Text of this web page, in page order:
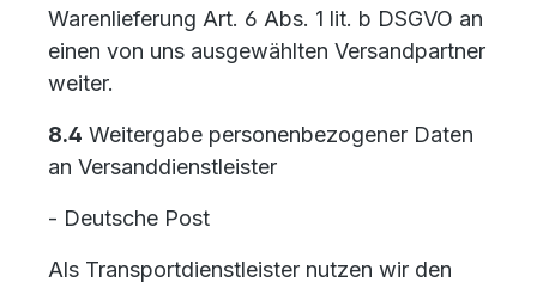
Warenlieferung Art. 6 Abs. 1 lit. b DSGVO an
einen von uns ausgewählten Versandpartner
weiter.
8.4 Weitergabe personenbezogener Daten
an Versanddienstleister
- Deutsche Post
Als Transportdienstleister nutzen wir den